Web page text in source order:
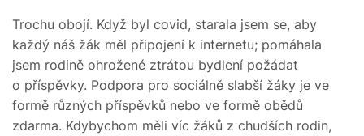
Trochu obojí. Když byl covid, starala jsem se, aby
každý náš žák měl připojení k internetu; pomáhala
jsem rodině ohrožené ztrátou bydlení požádat
o příspěvky. Podpora pro sociálně slabší žáky je ve
formě různých příspěvků nebo ve formě obědů
zdarma. Kdybychom měli víc žáků z chudších rodin,